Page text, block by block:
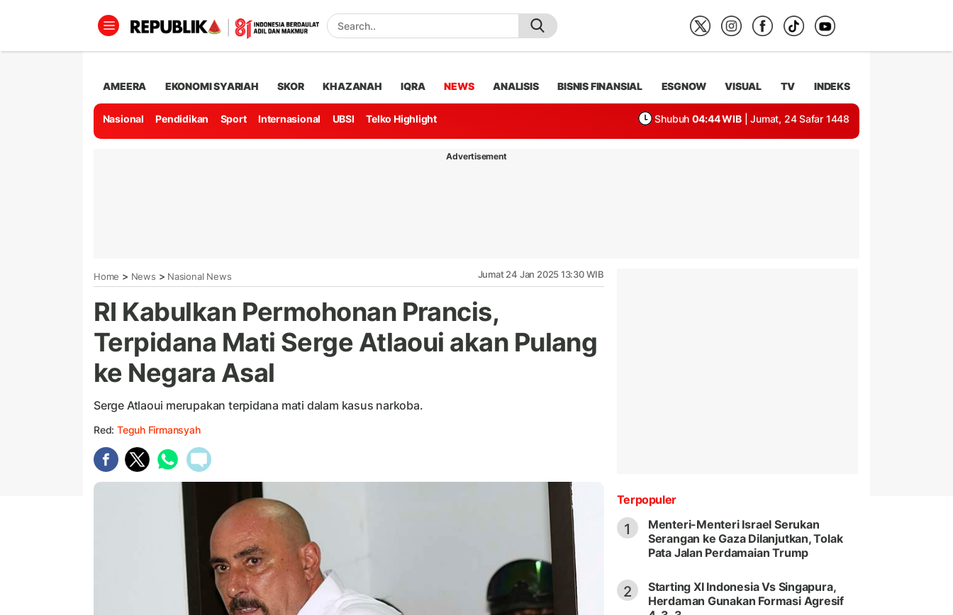
AMEERA EKONOMI SYARIAH SKOR KHAZANAH IQRA NEWS ANALISIS BISNIS FINANSIAL ESGNOW VISUAL TV INDEKS
Nasional Pendidikan Sport Internasional UBSI Telko Highlight Shubuh 04:44 WIB | Jumat, 24 Safar 1448
Advertisement
Home > News > Nasional News Jumat 24 Jan 2025 13:30 WIB
RI Kabulkan Permohonan Prancis,
Terpidana Mati Serge Atlaoui akan Pulang
ke Negara Asal
Serge Atlaoui merupakan terpidana mati dalam kasus narkoba.
Red: Teguh Firmansyah
Terpopuler
1
Menteri-Menteri Israel Serukan
Serangan ke Gaza Dilanjutkan, Tolak
Pata Jalan Perdamaian Trump
2
Starting XI Indonesia Vs Singapura,
Herdaman Gunakan Formasi Agresif